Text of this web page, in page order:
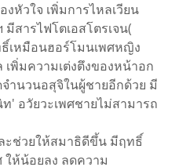
หัวใจ เพิ่มการไหลเวียน
มีสารไฟโตเอสโตรเจน(
เหมือนฮอร์โมนเพศหญิง
พิ่มความเต่งตึงของหน้าอก
ำนวนอสุจิในผู้ชายอีกด้วย มี
' อวัยวะเพศชายไม่สามารถ
ะช่วยให้สมาธิดีขึ้น มีฤทธิ์
ให้น้อยลง ลดความ